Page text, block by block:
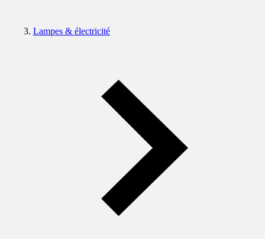
Lampes & électricité